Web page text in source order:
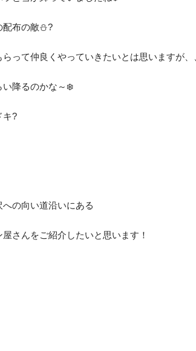
配布の敵⛄?
って仲良くやっていきたいとは思いますが、
い降るのかな～❄️
キ?
の向い道沿いにある
さんをご紹介したいと思います！